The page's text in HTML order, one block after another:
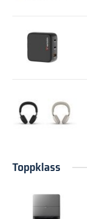
Toppklass